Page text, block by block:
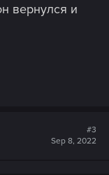
вернулся и
#3
Sep 8, 2022